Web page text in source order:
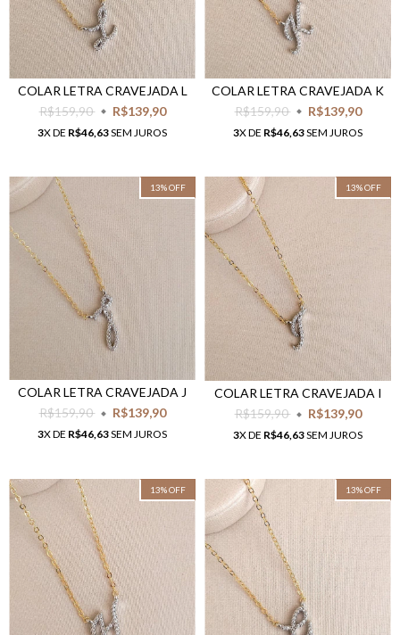
COLAR LETRA CRAVEJADA L
R$159,90
R$139,90
3X DE R$46,63SEM JUROS
COLAR LETRA CRAVEJADA K
R$159,90
R$139,90
3X DE R$46,63SEM JUROS
13%OFF
COLAR LETRA CRAVEJADA J
R$159,90
R$139,90
3X DE R$46,63SEM JUROS
13%OFF
COLAR LETRA CRAVEJADA I
R$159,90
R$139,90
3X DE R$46,63SEM JUROS
13%OFF 13%OFF